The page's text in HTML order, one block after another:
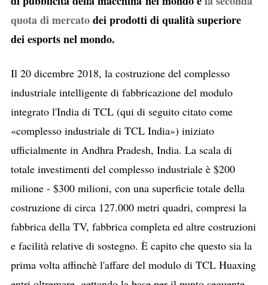
quota di mercatodei prodotti di qualità superiore
dei esports nel mondo.
Il 20 dicembre 2018, la costruzione del complesso
industriale intelligente di fabbricazione del modulo
integrato l'India di TCL (qui di seguito citato come
«complesso industriale di TCL India») iniziato
ufficialmente in Andhra Pradesh, India. La scala di
totale investimenti del complesso industriale è $200
milione - $300 milioni, con una superficie totale della
costruzione di circa 127.000 metri quadri, compresi la
fabbrica della TV, fabbrica completa ed altre costruzioni
e facilità relative di sostegno. È capito che questo sia la
prima volta affinchè l'affare del modulo di TCL Huaxing